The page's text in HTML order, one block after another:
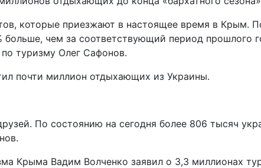
которые приезжают в настоящее время в Крым.
чем за соответствующий период прошлого
по туризму Олег Сафонов.
почти миллион отдыхающих из Украины.
По состоянию на сегодня более 806 тысяч
Крыма Вадим Волченко заявил о 3,3 миллионах